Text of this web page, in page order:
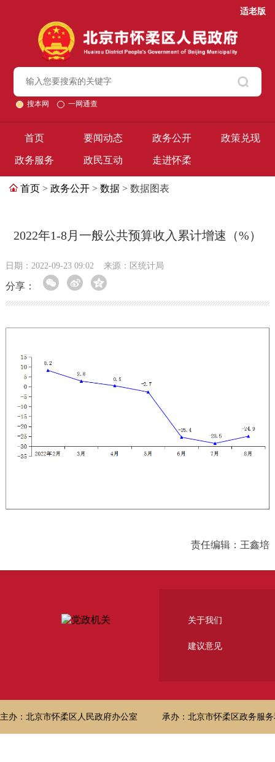
适老版
搜本网 一网通查
首页 要闻动态 政务公开 政策兑现
政务服务 政民互动 走进怀柔
首页 > 政务公开 > 数据 > 数据图表
2022年1-8月一般公共预算收入累计增速（%）
日期：2022-09-23 09:02 来源：区统计局
分享：
责任编辑：王鑫培
关于我们
建议意见
主办：北京市怀柔区人民政府办公室 承办：北京市怀柔区政务服